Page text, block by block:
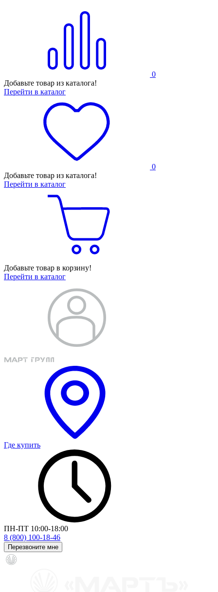
0
Добавьте товар из каталога!
Перейти в каталог
0
Добавьте товар из каталога!
Перейти в каталог
Добавьте товар в корзину!
Перейти в каталог
Где купить
ПН-ПТ 10:00-18:00
8 (800) 100-18-46
Перезвоните мне